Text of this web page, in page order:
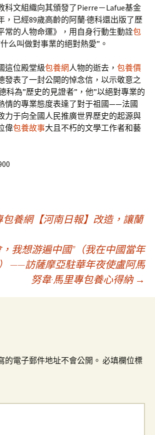
科文組織向其頒發了Pierre－Lafue基金
，已經89歲高齡的阿蘭·德科還出版了歷
常的人物命運》，用自身行動生動詮包
么叫做對事業的絕對熱愛”。
這位殿堂級包養網人物的逝去， 包養價
發表了一封公開的悼念信，以示敬意之
科為”歷史的見證者”，他”以絕對專業的
情的專業態度表達了對于祖國——法國
力于向全國人民推廣世界歷史的起源與
偉包養故事大且不朽的文學工作者和藝
包養網【河南日報】改造，讓蘭
我想游遍中國”（我在中國當年
——訪薩摩亞駐華年夜使盧阿馬
努韋·馬里專包養心得納 →
的電子郵件地址不會公開。 必填欄位標